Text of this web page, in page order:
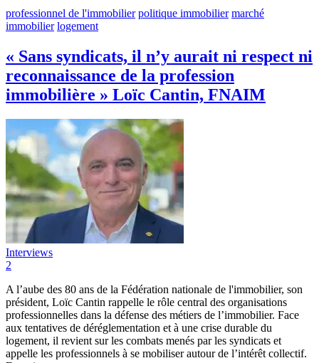
professionnel de l'immobilier politique immobilier marché
immobilier logement
« Sans syndicats, il n’y aurait ni respect ni
reconnaissance de la profession
immobilière » Loïc Cantin, FNAIM
Interviews
2
A l’aube des 80 ans de la Fédération nationale de l'immobilier, son
président, Loïc Cantin rappelle le rôle central des organisations
professionnelles dans la défense des métiers de l’immobilier. Face
aux tentatives de déréglementation et à une crise durable du
logement, il revient sur les combats menés par les syndicats et
appelle les professionnels à se mobiliser autour de l’intérêt collectif.